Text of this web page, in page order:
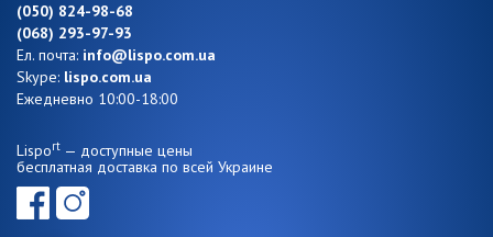
(050) 824-98-68
(068) 293-97-93
Ел. почта: info@lispo.com.ua
Skype: lispo.com.ua
Ежедневно 10:00-18:00
Lisport — доступные цены
бесплатная доставка по всей Украине